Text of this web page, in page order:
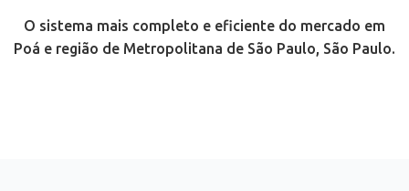
O sistema mais completo e eficiente do mercado em
Poá e região de Metropolitana de São Paulo, São Paulo.